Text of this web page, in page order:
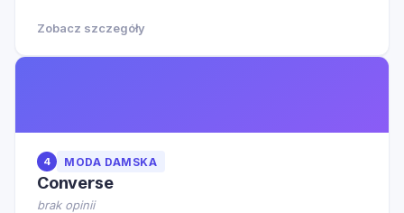
Zobacz szczegóły
4 MODA DAMSKA
Converse
brak opinii